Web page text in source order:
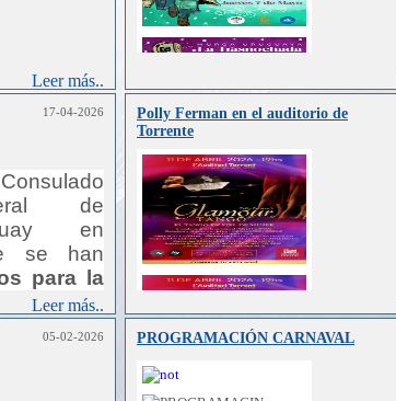
Leer más..
17-04-2026
de
en
se han
para la
en el
a partir
2022
2022
Leer más..
Polly Ferman en el auditorio de
Torrente
05-02-2026 PROGRAMACIÓN CARNAVAL